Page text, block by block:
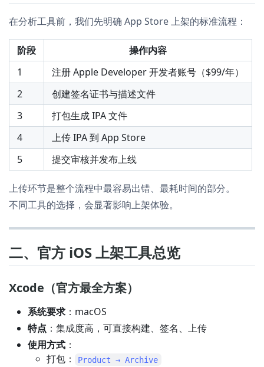
在分析工具前，我们先明确 App Store 上架的标准流程：
阶段
操作内容
1
注册 Apple Developer 开发者账号（$99/年）
2
创建签名证书与描述文件
3
打包生成 IPA 文件
4
上传 IPA 到 App Store
5
提交审核并发布上线
上传环节是整个流程中最容易出错、最耗时间的部分。
不同工具的选择，会显著影响上架体验。
二、官方 iOS 上架工具总览
Xcode（官方最全方案）
系统要求 ：macOS
特点 ：集成度高，可直接构建、签名、上传
使用方式 ：
打包：
Product → Archive